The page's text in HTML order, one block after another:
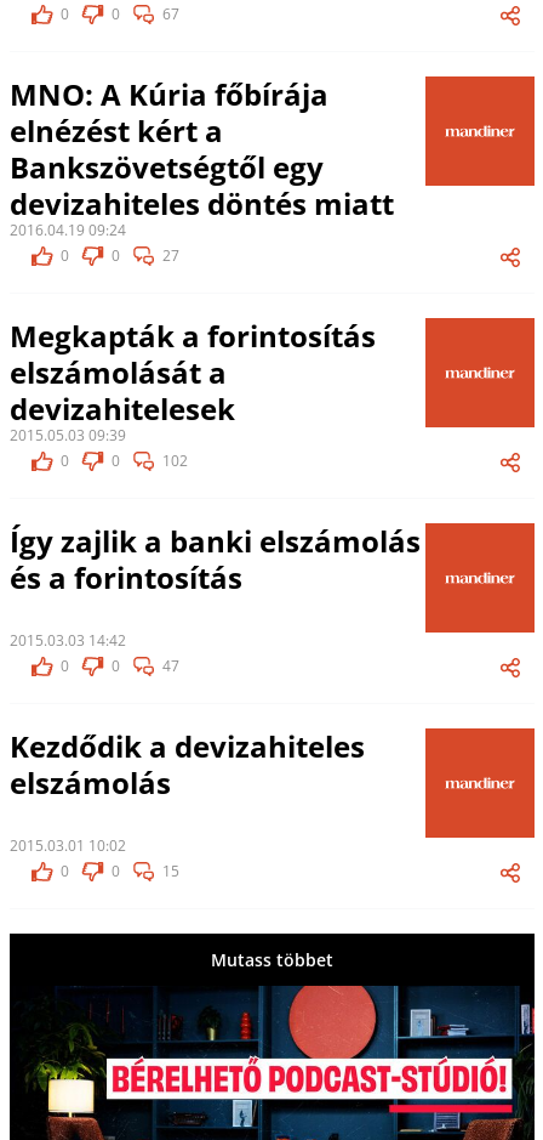
0
0 67
MNO: A Kúria főbírája
elnézést kért a
Bankszövetségtől egy
devizahiteles döntés miatt
2016.04.19 09:24
0
0 27
Megkapták a forintosítás
elszámolását a
devizahitelesek
2015.05.03 09:39
0
0 102
Így zajlik a banki elszámolás
és a forintosítás
2015.03.03 14:42
0
0 47
Kezdődik a devizahiteles
elszámolás
2015.03.01 10:02
0
0 15
Mutass többet